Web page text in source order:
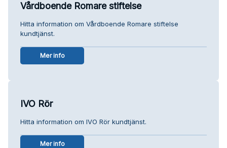
Vårdboende Romare stiftelse
Hitta information om Vårdboende Romare stiftelse
kundtjänst.
Mer info
IVO Rör
Hitta information om IVO Rör kundtjänst.
Mer info